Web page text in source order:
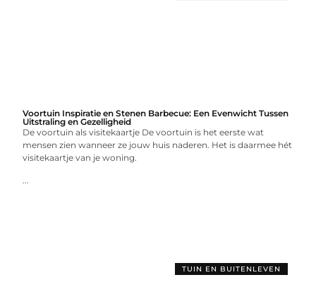
Voortuin Inspiratie en Stenen Barbecue: Een Evenwicht Tussen
Uitstraling en Gezelligheid
De voortuin als visitekaartje De voortuin is het eerste wat
mensen zien wanneer ze jouw huis naderen. Het is daarmee hét
visitekaartje van je woning.
...
TUIN EN BUITENLEVEN